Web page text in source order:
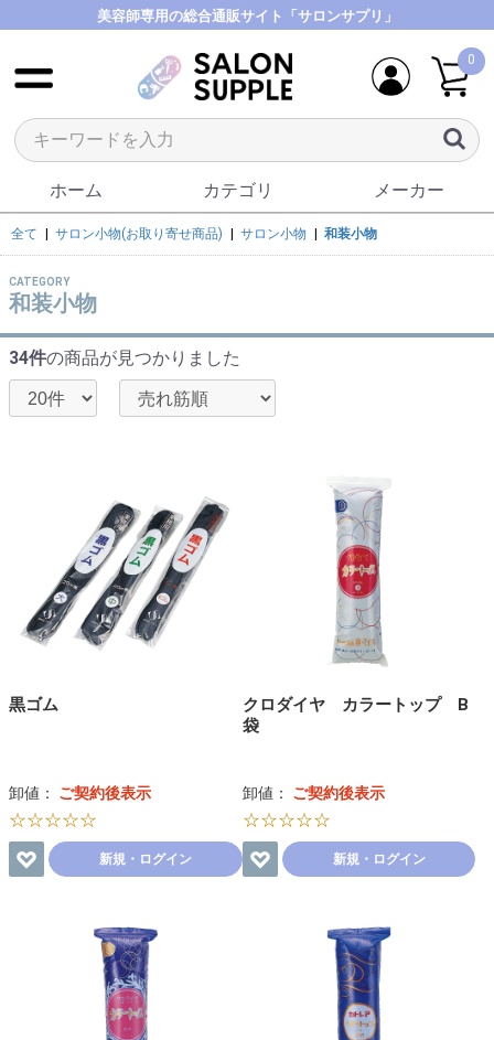
美容師専用の総合通販サイト「サロンサプリ」
0
ホーム カテゴリ メーカー
全て サロン小物(お取り寄せ商品) サロン小物 和装小物
CATEGORY
和装小物
34件の商品が見つかりました
黒ゴム
卸値： ご契約後表示
☆☆☆☆☆
新規・ログイン
クロダイヤ カラートップ B
袋
卸値： ご契約後表示
☆☆☆☆☆
新規・ログイン